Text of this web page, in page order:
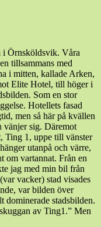
i Örnsköldsvik. Våra
tillsammans med
i mitten, kallade Arken,
Elite Hotel, till höger i
Som en stor
Hotellets fasad
men så här på kvällen
vänjer sig. Däremot
Ting 1, uppe till vänster
utanpå och värre,
om vartannat. Från en
jag med min bil från
vacker) stad visades
var bilden över
dominerade stadsbilden.
av Ting1.” Men